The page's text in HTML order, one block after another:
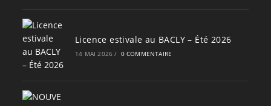
Licence estivale au BACLY – Été 2026
14 MAI 2026 / 0 COMMENTAIRE